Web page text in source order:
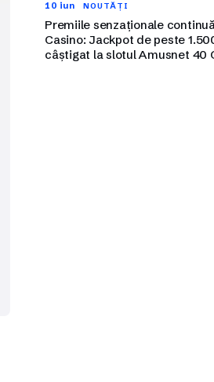
10 iun NOUTĂȚI
Premiile senzaționale
Casino: Jackpot de peste
câștigat la slotul Amusnet 40